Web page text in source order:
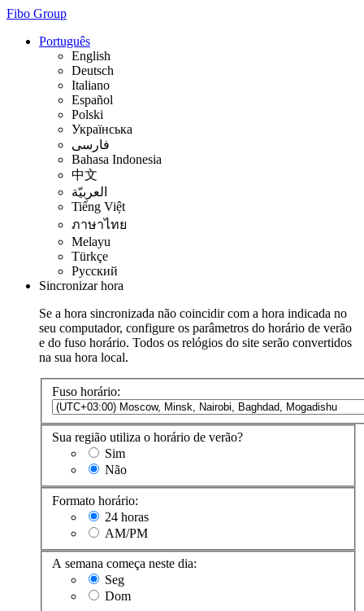
Fibo Group
Português
English
Deutsch
Italiano
Español
Polski
Українська
فارسی
Bahasa Indonesia
中文
العربيّة
Tiếng Việt
ภาษาไทย
Melayu
Türkçe
Русский
Sincronizar hora
Se a hora sincronizada não coincidir com a hora indicada no
seu computador, configure os parâmetros do horário de verão
e do fuso horário. Todos os relógios do site serão convertidos
na sua hora local.
Fuso horário:
Sua região utiliza o horário de verão?
Sim
Não
Formato horário:
24 horas
AM/PM
A semana começa neste dia:
Seg
Dom